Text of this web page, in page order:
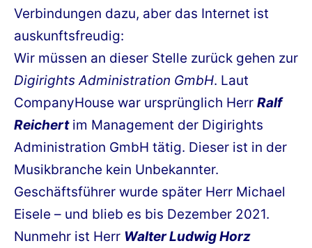
Verbindungen dazu, aber das Internet ist
auskunftsfreudig:
Wir müssen an dieser Stelle zurück gehen zur
Digirights Administration GmbH. Laut
CompanyHouse war ursprünglich Herr Ralf
Reichertim Management der Digirights
Administration GmbH tätig. Dieser ist in der
Musikbranche kein Unbekannter.
Geschäftsführer wurde später Herr Michael
Eisele – und blieb es bis Dezember 2021.
Nunmehr ist Herr Walter Ludwig Horz